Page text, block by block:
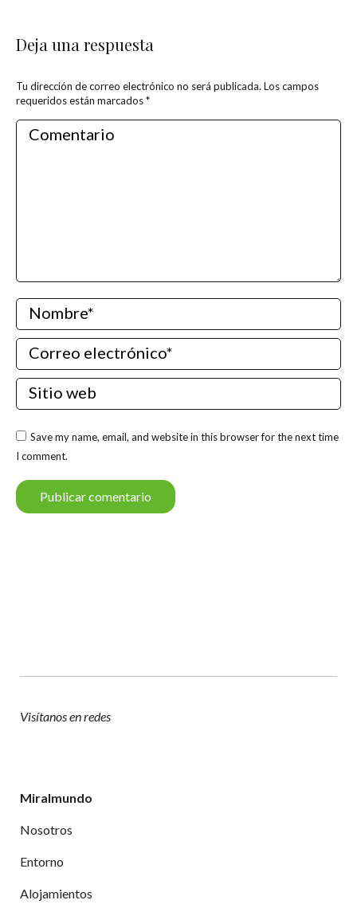
Deja una respuesta
Tu dirección de correo electrónico no será publicada. Los campos
requeridos están marcados*
Comentario
Nombre *
Correo electrónico *
Sitio web
Save my name, email, and website in this browser for the next time
I comment.
Publicar comentario
Visítanos en redes
Miralmundo
Nosotros
Entorno
Alojamientos